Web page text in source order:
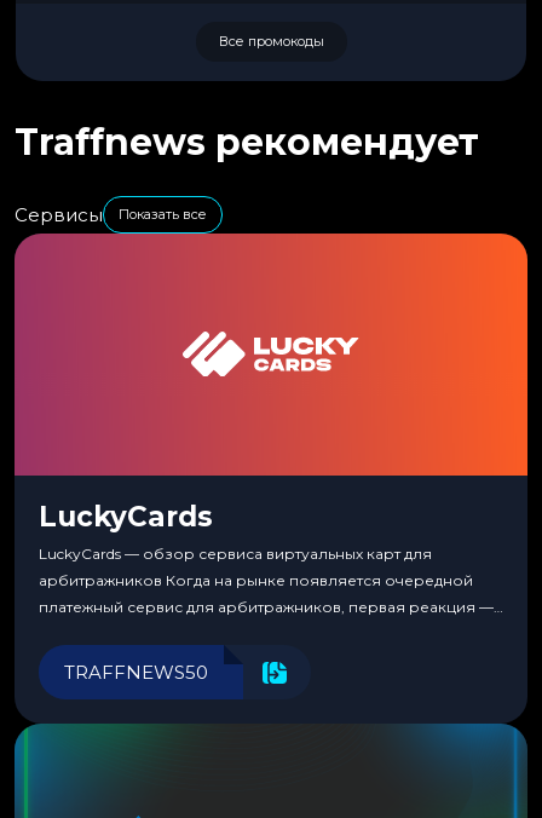
Все промокоды
Traffnews рекомендует
Сервисы Показать все
LuckyCards
LuckyCards — обзор сервиса виртуальных карт для
арбитражников Когда на рынке появляется очередной
платежный сервис для арбитражников, первая реакция —
перестаешь воспринимать всерьез любой новый продукт,
пока тот не докажет обратное делом. LuckyCards — история
TRAFFNEWS50